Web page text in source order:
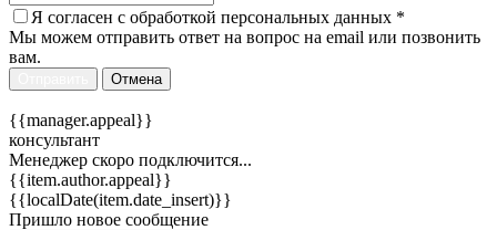
Я согласен c обработкой персональных данных *
Мы можем отправить ответ на вопрос на email или позвонить
вам.
Отмена
{{manager.appeal}}
консультант
Менеджер скоро подключится...
{{item.author.appeal}}
{{localDate(item.date_insert)}}
Пришло новое сообщение